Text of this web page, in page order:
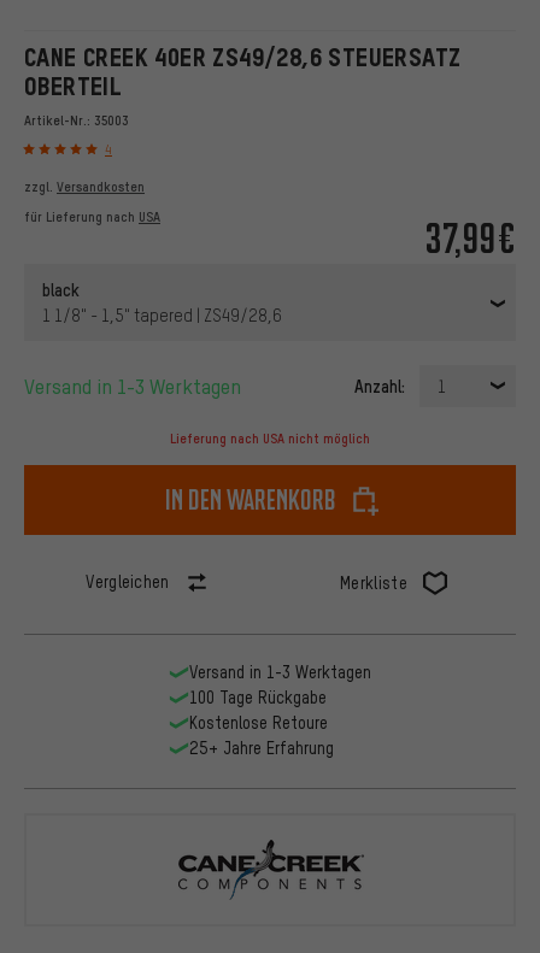
CANE CREEK 40ER ZS49/28,6 STEUERSATZ
OBERTEIL
Artikel-Nr.: 35003
4
37,99€
zzgl. Versandkosten
für Lieferung nach USA
black
1 1/8" - 1,5" tapered | ZS49/28,6
Versand in 1-3 Werktagen Anzahl: 1
Lieferung nach USA nicht möglich
In den Warenkorb
Vergleichen Merkliste
Versand in 1-3 Werktagen
100 Tage Rückgabe
Kostenlose Retoure
25+ Jahre Erfahrung